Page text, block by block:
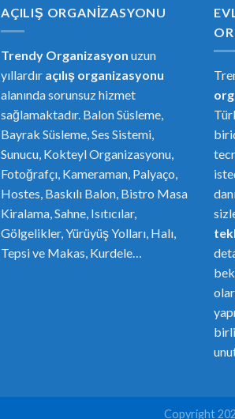
AÇILIŞ ORGANIZASYONU
Trendy Organizasyon uzun
yıllardır açılış organizasyonu
alanında sorunsuz hizmet
sağlamaktadır. Balon Süsleme,
Bayrak Süsleme, Ses Sistemi,
Sunucu, Kokteyl Organizasyonu,
Fotoğrafçı, Kameraman, Palyaço,
Hostes, Baskılı Balon, Bistro Masa
Kiralama, Sahne, Isıtıcılar,
Gölgelikler, Yürüyüş Yolları, Halı,
Tepsi ve Makas, Kurdele…
or
Copyright